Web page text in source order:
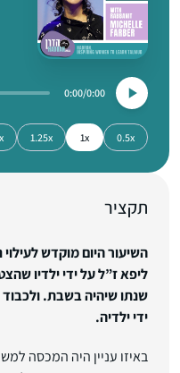
0:00
0:00
0.5x
1x
1.25x
1.5x
תקציר
השיעור היום מוקדש
ליפא ז”ל על ידי ילדיו
שנתו שיהיה בשבת. ולכבוד
ידי ילדיה.
באיזו עניין היה המכסה